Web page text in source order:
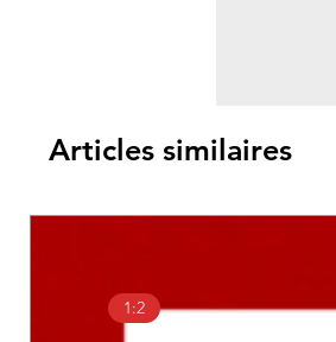
Articles similaires
1:2